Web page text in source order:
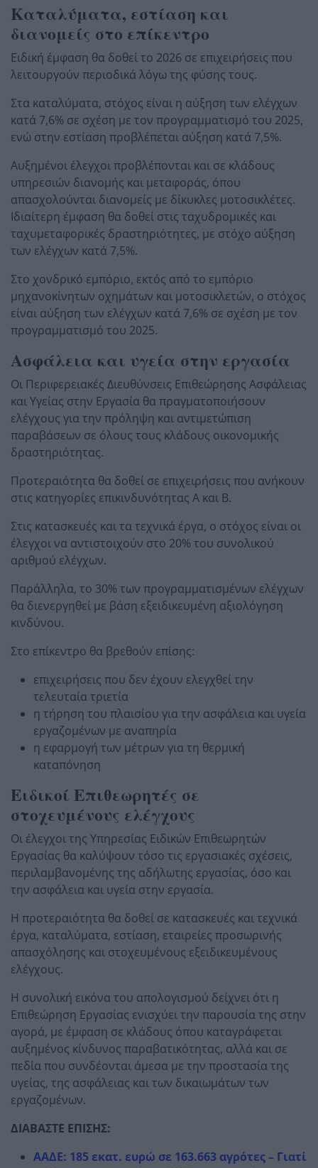
Καταλύματα, εστίαση και
διανομείς στο επίκεντρο
Ειδική έμφαση θα δοθεί το 2026 σε επιχειρήσεις που
λειτουργούν περιοδικά λόγω της φύσης τους.
Στα καταλύματα, στόχος είναι η αύξηση των ελέγχων
κατά 7,6% σε σχέση με τον προγραμματισμό του 2025,
ενώ στην εστίαση προβλέπεται αύξηση κατά 7,5%.
Αυξημένοι έλεγχοι προβλέπονται και σε κλάδους
υπηρεσιών διανομής και μεταφοράς, όπου
απασχολούνται διανομείς με δίκυκλες μοτοσικλέτες.
Ιδιαίτερη έμφαση θα δοθεί στις ταχυδρομικές και
ταχυμεταφορικές δραστηριότητες, με στόχο αύξηση
των ελέγχων κατά 7,5%.
Στο χονδρικό εμπόριο, εκτός από το εμπόριο
μηχανοκίνητων οχημάτων και μοτοσικλετών, ο στόχος
είναι αύξηση των ελέγχων κατά 7,6% σε σχέση με τον
προγραμματισμό του 2025.
Ασφάλεια και υγεία στην εργασία
Οι Περιφερειακές Διευθύνσεις Επιθεώρησης Ασφάλειας
και Υγείας στην Εργασία θα πραγματοποιήσουν
ελέγχους για την πρόληψη και αντιμετώπιση
παραβάσεων σε όλους τους κλάδους οικονομικής
δραστηριότητας.
Προτεραιότητα θα δοθεί σε επιχειρήσεις που ανήκουν
στις κατηγορίες επικινδυνότητας Α και Β.
Στις κατασκευές και τα τεχνικά έργα, ο στόχος είναι οι
έλεγχοι να αντιστοιχούν στο 20% του συνολικού
αριθμού ελέγχων.
Παράλληλα, το 30% των προγραμματισμένων ελέγχων
θα διενεργηθεί με βάση εξειδικευμένη αξιολόγηση
κινδύνου.
Στο επίκεντρο θα βρεθούν επίσης:
επιχειρήσεις που δεν έχουν ελεγχθεί την
τελευταία τριετία
η τήρηση του πλαισίου για την ασφάλεια και υγεία
εργαζομένων με αναπηρία
η εφαρμογή των μέτρων για τη θερμική
καταπόνηση
Ειδικοί Επιθεωρητές σε
στοχευμένους ελέγχους
Οι έλεγχοι της Υπηρεσίας Ειδικών Επιθεωρητών
Εργασίας θα καλύψουν τόσο τις εργασιακές σχέσεις,
περιλαμβανομένης της αδήλωτης εργασίας, όσο και
την ασφάλεια και υγεία στην εργασία.
Η προτεραιότητα θα δοθεί σε κατασκευές και τεχνικά
έργα, καταλύματα, εστίαση, εταιρείες προσωρινής
απασχόλησης και στοχευμένους εξειδικευμένους
ελέγχους.
Η συνολική εικόνα του απολογισμού δείχνει ότι η
Επιθεώρηση Εργασίας ενισχύει την παρουσία της στην
αγορά, με έμφαση σε κλάδους όπου καταγράφεται
αυξημένος κίνδυνος παραβατικότητας, αλλά και σε
πεδία που συνδέονται άμεσα με την προστασία της
υγείας, της ασφάλειας και των δικαιωμάτων των
εργαζομένων.
ΔΙΑΒΑΣΤΕ ΕΠΙΣΗΣ:
ΑΑΔΕ: 185 εκατ. ευρώ σε 163.663 αγρότες – Γιατί